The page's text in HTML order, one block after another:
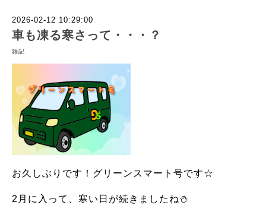
2026-02-12 10:29:00
車も凍る寒さって・・・？
雑記
お久しぶりです！グリーンスマート号です☆
2月に入って、寒い日が続きましたね⛄